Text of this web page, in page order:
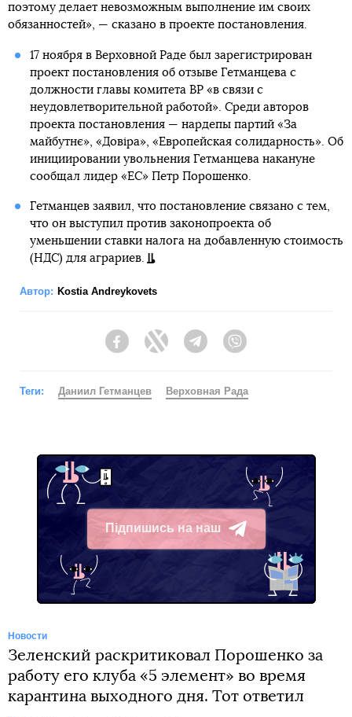
поэтому делает невозможным выполнение им своих
обязанностей», — сказано в проекте постановления.
17 ноября в Верховной Раде был зарегистрирован
проект постановления об отзыве Гетманцева с
должности главы комитета ВР «в связи с
неудовлетворительной работой». Среди авторов
проекта постановления — нардепы партий «За
майбутнє», «Довіра», «Европейская солидарность». Об
инициировании увольнения Гетманцева накануне
сообщал лидер «ЕС» Петр Порошенко.
Гетманцев заявил, что постановление связано с тем,
что он выступил против законопроекта об
уменьшении ставки налога на добавленную стоимость
(НДС) для аграриев.
Автор: Kostia Andreykovets
FacebookTwitter Telegram
Теги: Даниил Гетманцев Верховная Рада
Підпишись на наш
Telegram
Новости
Зеленский раскритиковал Порошенко за
работу его клуба «5 элемент» во время
карантина выходного дня. Тот ответил